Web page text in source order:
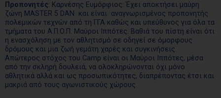
Προπονητές: Καρνέσης Ευμόρφιος: Έχει αποκτήσει μαύρη
ζώνη MASTER 5 DAN και είναι αναγνωρισμένος προπονητής
πολεμικών τεχνών από τη ΓΓΑ καθώς και υπεύθυνος για όλα τα
τμήματα του Α.Π.Ο.Π. Μαύροι Ιππότες. Βαθιά του πίστη είναι ότι
η ενασχόληση με τον αθλητισμό σε οδηγεί σε όμορφους
δρόμους και μια ζωή γεμάτη χαρές και συγκινήσεις.
Απώτερος στόχος του Camp είναι οι Μαύροι Ιππότες, μέσα
από την σκληρή δουλειά, να ολοκληρώνονται όχι μόνο
αθλητικά αλλά και ως προσωπικότητες, διαπρέποντας έτσι και
μακριά από τους αγωνιστικούς χώρους.